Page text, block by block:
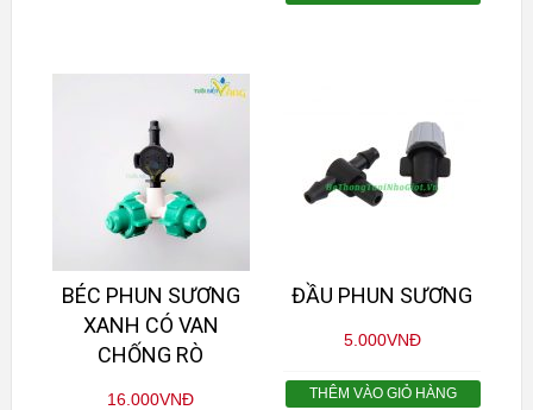
BÉC PHUN SƯƠNG
XANH CÓ VAN
CHỐNG RÒ
16.000VNĐ
ĐẦU PHUN SƯƠNG
5.000VNĐ
THÊM VÀO GIỎ HÀNG